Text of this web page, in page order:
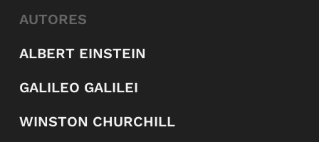
AUTORES
ALBERT EINSTEIN
GALILEO GALILEI
WINSTON CHURCHILL